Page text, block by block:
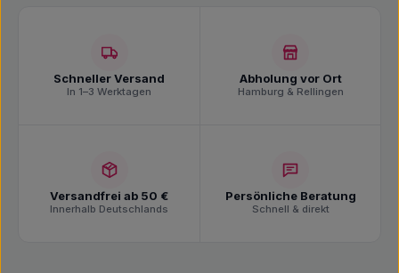
Schneller Versand
In 1–3 Werktagen
Abholung vor Ort
Hamburg & Rellingen
Versandfrei ab 50 €
Innerhalb Deutschlands
Persönliche Beratung
Schnell & direkt